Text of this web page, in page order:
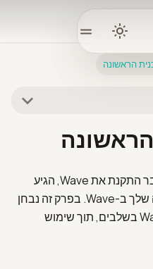
הראשונה
אם במסמכי ההתקנה הקודמים כבר התקנת את Wave, הגיע
הזמן להריץ את התוכנית הראשונה שלך ב-Wave. בפרק זה נבחן
תהליך כתיבה והפעלת תוכנית Wave בשלבים, תוך שימוש